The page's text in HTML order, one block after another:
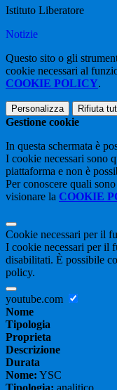
Istituto Liberatore
Notizie
Questo sito o gli
cookie necessari al
COOKIE POLICY.
Personalizza Rifiuta
Gestione cookie
In questa schermata è
I cookie necessari sono
piattaforma e non è
Per conoscere quali
visionare la COOKIE
Cookie necessari per il
I cookie necessari per il
disabilitati. È possibile
policy.
youtube.com
Nome
Tipologia
Proprieta
Descrizione
Durata
Nome: YSC